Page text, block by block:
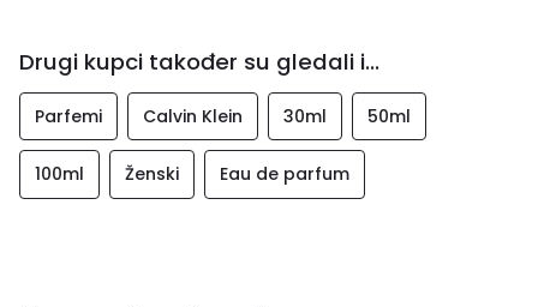
Drugi kupci također su gledali i...
Parfemi Calvin Klein 30ml 50ml
100ml Ženski Eau de parfum